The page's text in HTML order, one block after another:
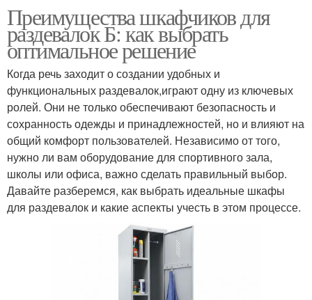
Преимущества шкафчиков для
раздевалок Б: как выбрать
оптимальное решение
Когда речь заходит о создании удобных и
функциональных раздевалок,играют одну из ключевых
ролей. Они не только обеспечивают безопасность и
сохранность одежды и принадлежностей, но и влияют на
общий комфорт пользователей. Независимо от того,
нужно ли вам оборудование для спортивного зала,
школы или офиса, важно сделать правильный выбор.
Давайте разберемся, как выбрать идеальные шкафы
для раздевалок и какие аспекты учесть в этом процессе.